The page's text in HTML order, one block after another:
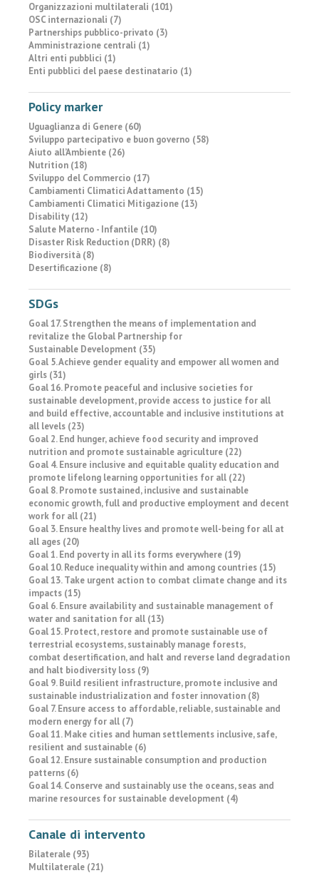
Organizzazioni multilaterali (101)
OSC internazionali (7)
Partnerships pubblico-privato (3)
Amministrazione centrali (1)
Altri enti pubblici (1)
Enti pubblici del paese destinatario (1)
Policy marker
Uguaglianza di Genere (60)
Sviluppo partecipativo e buon governo (58)
Aiuto all’Ambiente (26)
Nutrition (18)
Sviluppo del Commercio (17)
Cambiamenti Climatici Adattamento (15)
Cambiamenti Climatici Mitigazione (13)
Disability (12)
Salute Materno - Infantile (10)
Disaster Risk Reduction (DRR) (8)
Biodiversità (8)
Desertificazione (8)
SDGs
Goal 17. Strengthen the means of implementation and
revitalize the Global Partnership for
Sustainable Development (35)
Goal 5. Achieve gender equality and empower all women and
girls (31)
Goal 16. Promote peaceful and inclusive societies for
sustainable development, provide access to justice for all
and build effective, accountable and inclusive institutions at
all levels (23)
Goal 2. End hunger, achieve food security and improved
nutrition and promote sustainable agriculture (22)
Goal 4. Ensure inclusive and equitable quality education and
promote lifelong learning opportunities for all (22)
Goal 8. Promote sustained, inclusive and sustainable
economic growth, full and productive employment and decent
work for all (21)
Goal 3. Ensure healthy lives and promote well-being for all at
all ages (20)
Goal 1. End poverty in all its forms everywhere (19)
Goal 10. Reduce inequality within and among countries (15)
Goal 13. Take urgent action to combat climate change and its
impacts (15)
Goal 6. Ensure availability and sustainable management of
water and sanitation for all (13)
Goal 15. Protect, restore and promote sustainable use of
terrestrial ecosystems, sustainably manage forests,
combat desertification, and halt and reverse land degradation
and halt biodiversity loss (9)
Goal 9. Build resilient infrastructure, promote inclusive and
sustainable industrialization and foster innovation (8)
Goal 7. Ensure access to affordable, reliable, sustainable and
modern energy for all (7)
Goal 11. Make cities and human settlements inclusive, safe,
resilient and sustainable (6)
Goal 12. Ensure sustainable consumption and production
patterns (6)
Goal 14. Conserve and sustainably use the oceans, seas and
marine resources for sustainable development (4)
Canale di intervento
Bilaterale (93)
Multilaterale (21)